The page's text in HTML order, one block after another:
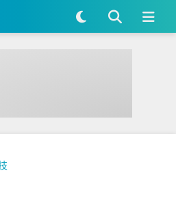
照！攝影師趙培均的 iPhone 14 Pro